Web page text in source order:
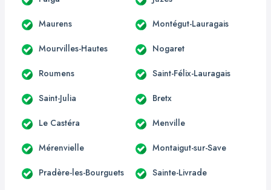
Maurens Montégut-Lauragais
Mourvilles-Hautes Nogaret
Roumens Saint-Félix-Lauragais
Saint-Julia Bretx
Le Castéra Menville
Mérenvielle Montaigut-sur-Save
Pradère-les-Bourguets Sainte-Livrade